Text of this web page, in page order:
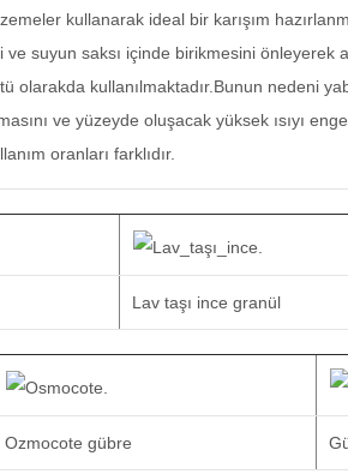
kullanarak ideal bir karışım
suyun saksı içinde birikmesini önleyerek
olarakda kullanılmaktadır.Bunun nedeni
ve yüzeyde oluşacak yüksek ısıyı
oranları farklıdır.
Lav taşı ince granül
Ozmocote gübre